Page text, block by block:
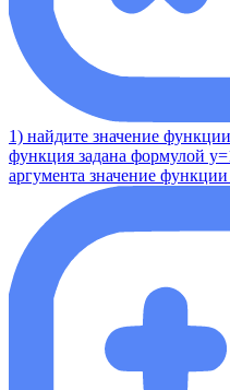
1) найдите значение
функция задана формулой
аргумента значение